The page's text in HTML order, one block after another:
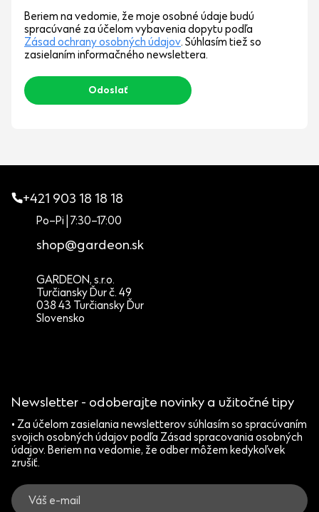
Beriem na vedomie, že moje osobné údaje budú
spracúvané za účelom vybavenia dopytu podľa
Zásad ochrany osobných údajov. Súhlasím tiež so
zasielaním informačného newslettera.
+421 903 18 18 18
Po–Pi | 7:30–17:00
shop@gardeon.sk
GARDEON, s.r.o.
Turčiansky Ďur č. 49
038 43 Turčiansky Ďur
Slovensko
Newsletter - odoberajte novinky a užitočné tipy
• Za účelom zasielania newsletterov súhlasím so spracúvaním
svojich osobných údajov podľa Zásad spracovania osobných
údajov. Beriem na vedomie, že odber môžem kedykoľvek
zrušiť.